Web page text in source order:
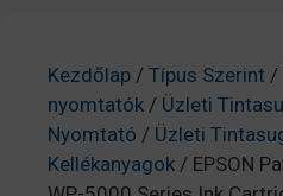
Kezdőlap / Típus Szerint /
nyomtatók / Üzleti
Nyomtató / Üzleti
Kellékanyagok / EPSON